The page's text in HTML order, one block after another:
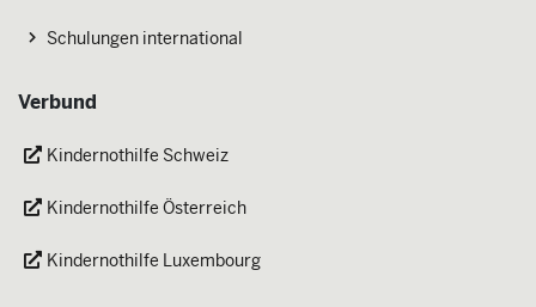
Schulungen international
Verbund
Kindernothilfe Schweiz
Kindernothilfe Österreich
Kindernothilfe Luxembourg